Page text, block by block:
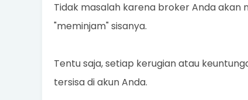
Tidak masalah karena broker Anda akan
"meminjam" sisanya.
Tentu saja, setiap kerugian atau
tersisa di akun Anda.